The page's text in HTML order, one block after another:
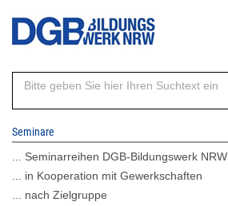
Direkt
Inhalt
Seminare
... Seminarreihen DGB-Bildungswerk NRW
... in Kooperation mit Gewerkschaften
... nach Zielgruppe